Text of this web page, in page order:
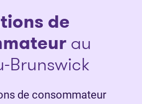
de
au
Brunswick
de consommateur